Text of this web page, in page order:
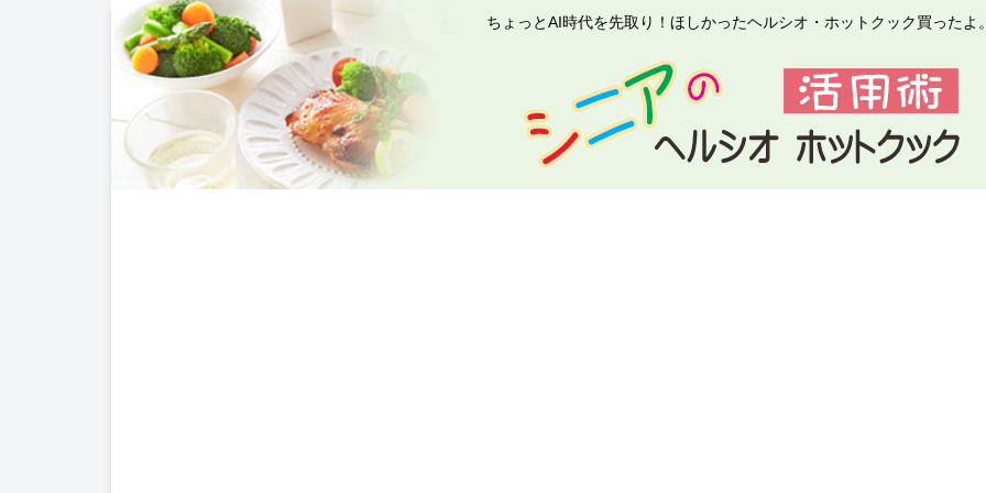
ちょっとAI時代を先取り！ほしかったヘルシオ・ホットクック買ったよ